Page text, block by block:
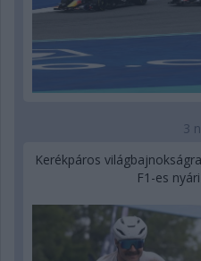
3
Kerékpáros
F1-es